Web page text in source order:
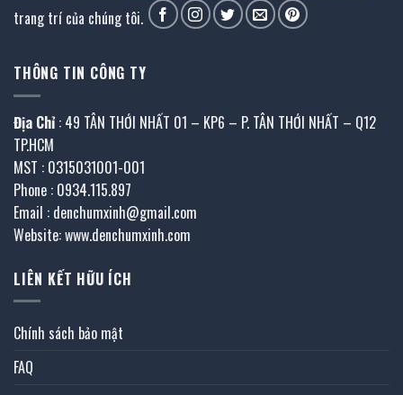
trang trí của chúng tôi.
THÔNG TIN CÔNG TY
Địa Chỉ : 49 TÂN THỚI NHẤT 01 – KP6 – P. TÂN THỚI NHẤT – Q12
TP.HCM
MST : 0315031001-001
Phone : 0934.115.897
Email : denchumxinh@gmail.com
Website: www.denchumxinh.com
LIÊN KẾT HỮU ÍCH
Chính sách bảo mật
FAQ